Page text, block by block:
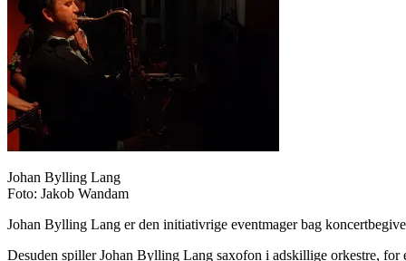
Johan Bylling Lang
Foto: Jakob Wandam
Johan Bylling Lang er den initiativrige eventmager bag
Desuden spiller Johan Bylling Lang saxofon i adskillige orkestre,